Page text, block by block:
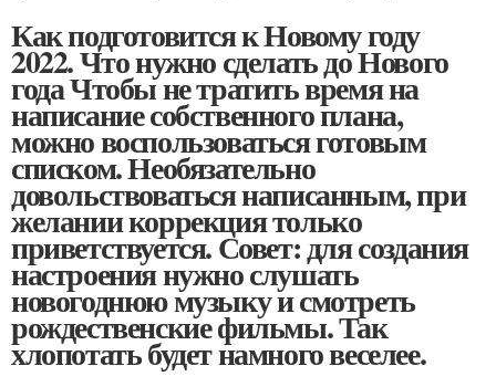
Как подготовится к Новому году
2022. Что нужно сделать до Нового
года Чтобы не тратить время на
написание собственного плана,
можно воспользоваться готовым
списком. Необязательно
довольствоваться написанным, при
желании коррекция только
приветствуется. Совет: для создания
настроения нужно слушать
новогоднюю музыку и смотреть
рождественские фильмы. Так
хлопотать будет намного веселее.